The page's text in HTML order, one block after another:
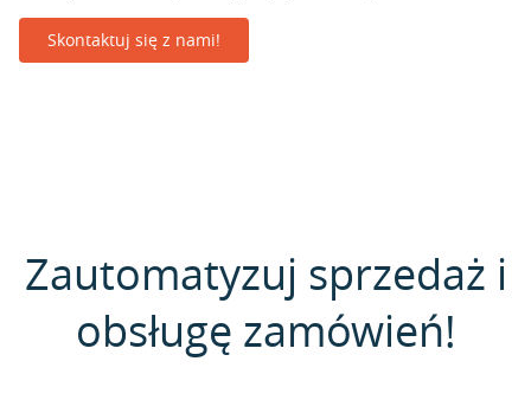
Skontaktuj się z nami!
Zautomatyzuj sprzedaż i
obsługę zamówień!